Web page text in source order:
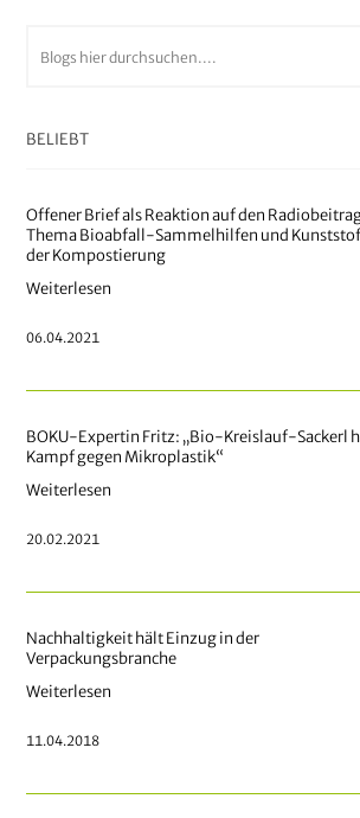
BELIEBT
Offener Brief als Reaktion auf den
Thema Bioabfall-Sammelhilfen und
der Kompostierung
Weiterlesen
06.04.2021
BOKU-Expertin Fritz: „Bio-Kreislauf-Sackerl
Kampf gegen Mikroplastik“
Weiterlesen
20.02.2021
Nachhaltigkeit hält Einzug in der
Verpackungsbranche
Weiterlesen
11.04.2018